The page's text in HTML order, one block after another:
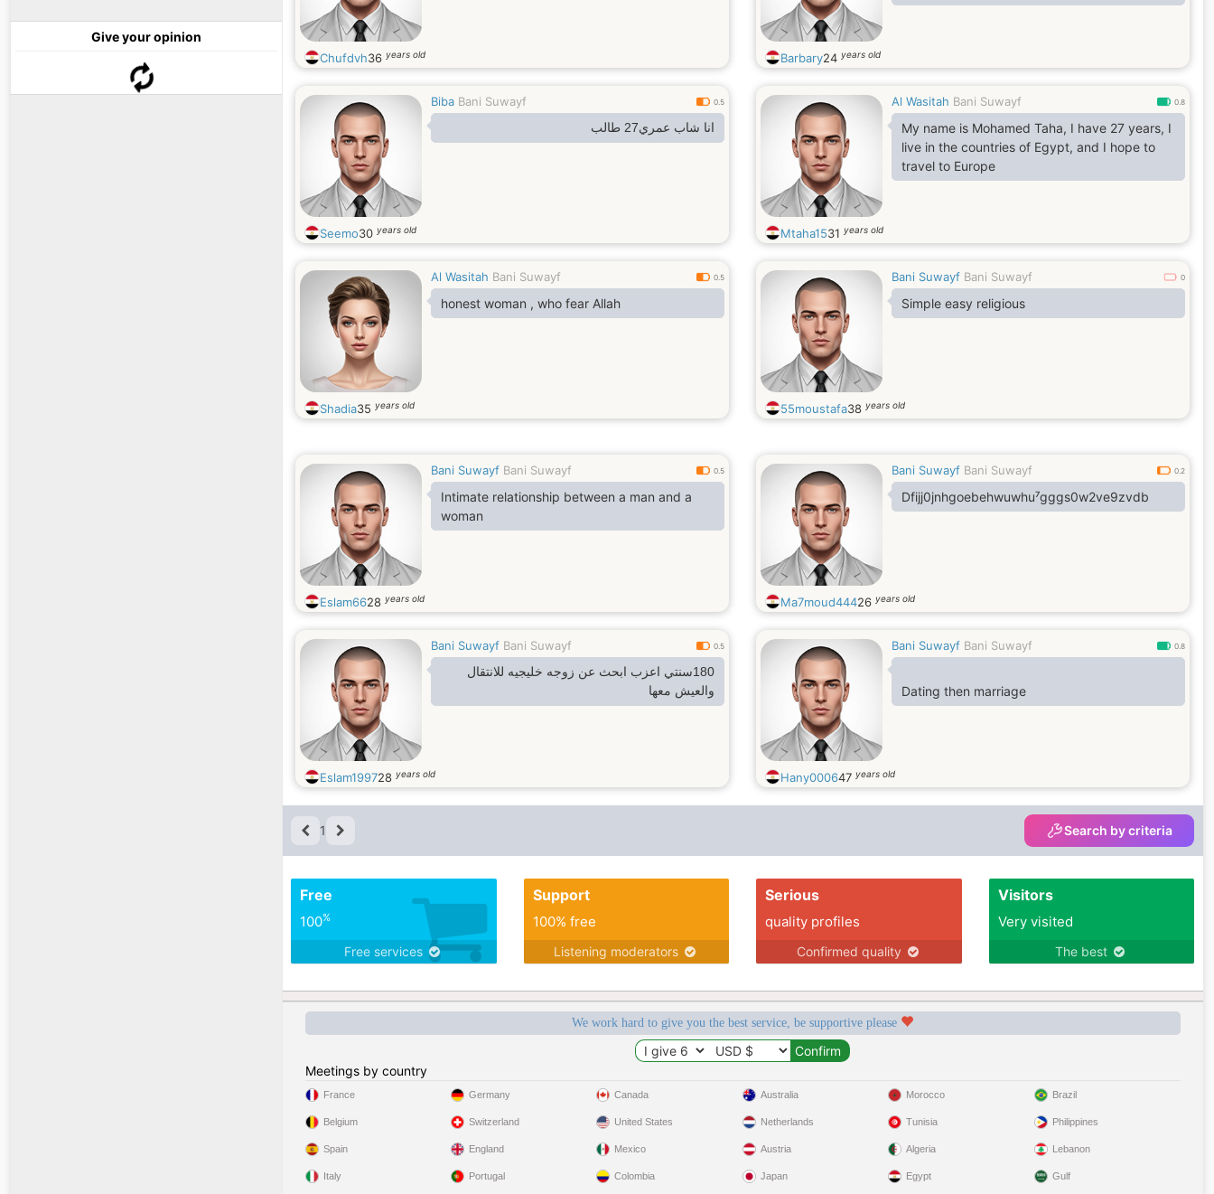
Give your opinion
Chufdvh36 years old Barbary24 years old
Biba Bani Suwayf 0.5
انا شاب عمري27 طالب
Seemo30 years old
Al Wasitah Bani Suwayf 0.8
My name is Mohamed Taha, I have 27 years, I
live in the countries of Egypt, and I hope to
travel to Europe
Mtaha1531 years old
Al Wasitah Bani Suwayf 0.5
honest woman , who fear Allah
Shadia35 years old
Bani Suwayf Bani Suwayf 0
Simple easy religious
55moustafa38 years old
Bani Suwayf Bani Suwayf 0.5
Intimate relationship between a man and a
woman
Eslam6628 years old
Bani Suwayf Bani Suwayf 0.2
Dfijj0jnhgoebehwuwhu⁷gggs0w2ve9zvdb
Ma7moud44426 years old
Bani Suwayf Bani Suwayf 0.5
180سنتي اعزب ابحث عن زوجه خليجيه للانتقال
والعيش معها
Eslam199728 years old
Bani Suwayf Bani Suwayf 0.8
Dating then marriage
Hany000647 years old
1 Search by criteria
Free
100%
Free services
Support
100% free
Listening moderators
Serious
quality profiles
Confirmed quality
Visitors
Very visited
The best
We work hard to give you the best service, be supportive please
Meetings by country
France
Belgium
Spain
Italy
Germany
Switzerland
England
Portugal
Canada
United States
Mexico
Colombia
Australia
Netherlands
Austria
Japan
Morocco
Tunisia
Algeria
Egypt
Brazil
Philippines
Lebanon
Gulf